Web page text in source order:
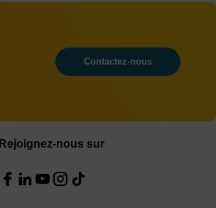
Contactez-nous
Rejoignez-nous sur